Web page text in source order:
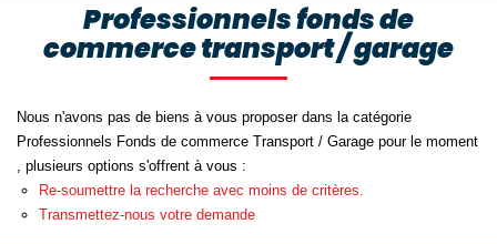
BIENS VENDUS
NOS AGENCES
Toutes Les Agences
Nous Rejoindre
Surface min Budget max
Professionnels fonds de
commerce transport / garage
Nous n'avons pas de biens à vous proposer dans la catégorie
Professionnels Fonds de commerce Transport / Garage pour le moment
, plusieurs options s'offrent à vous :
Re-soumettre la recherche avec moins de critères.
Transmettez-nous votre demande